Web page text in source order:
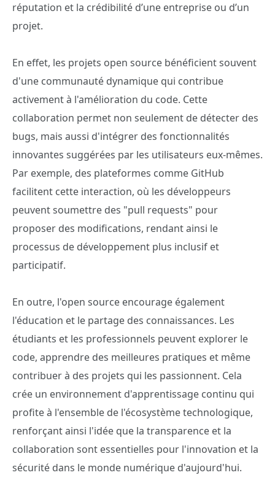
réputation et la crédibilité d’une entreprise ou d’un
projet.
En effet, les projets open source bénéficient souvent
d'une communauté dynamique qui contribue
activement à l'amélioration du code. Cette
collaboration permet non seulement de détecter des
bugs, mais aussi d'intégrer des fonctionnalités
innovantes suggérées par les utilisateurs eux-mêmes.
Par exemple, des plateformes comme GitHub
facilitent cette interaction, où les développeurs
peuvent soumettre des "pull requests" pour
proposer des modifications, rendant ainsi le
processus de développement plus inclusif et
participatif.
En outre, l'open source encourage également
l'éducation et le partage des connaissances. Les
étudiants et les professionnels peuvent explorer le
code, apprendre des meilleures pratiques et même
contribuer à des projets qui les passionnent. Cela
crée un environnement d'apprentissage continu qui
profite à l'ensemble de l'écosystème technologique,
renforçant ainsi l'idée que la transparence et la
collaboration sont essentielles pour l'innovation et la
sécurité dans le monde numérique d'aujourd'hui.